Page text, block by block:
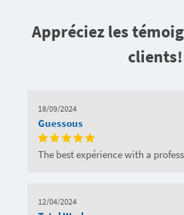
Appréciez les
clients!
18/09/2024
Guessous
The best expérience with a
12/04/2024